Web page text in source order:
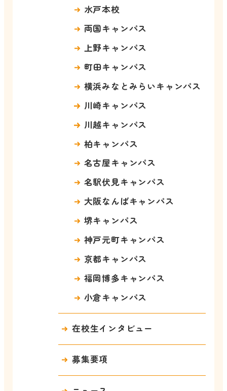
水戸本校
両国キャンパス
上野キャンパス
町田キャンパス
横浜みなとみらいキャンパス
川崎キャンパス
川越キャンパス
柏キャンパス
名古屋キャンパス
名駅伏見キャンパス
大阪なんばキャンパス
堺キャンパス
神戸元町キャンパス
京都キャンパス
福岡博多キャンパス
小倉キャンパス
在校生インタビュー
募集要項